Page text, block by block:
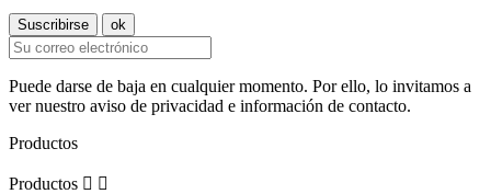
Puede darse de baja en cualquier momento. Por ello, lo invitamos a
ver nuestro aviso de privacidad e información de contacto.
Productos
Productos  